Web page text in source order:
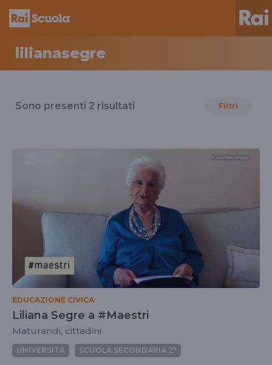
lilianasegre
ilSono presenti 2 risultati Filtri
EDUCAZIONE CIVICA
Liliana Segre a #Maestri
Maturandi, cittadini
UNIVERSITÀ SCUOLA SECONDARIA 2°